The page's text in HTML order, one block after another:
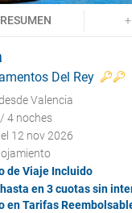
RESUMEN
Del Rey
Valencia
4 noches
12 nov 2026
de Viaje Incluido
hasta en 3 cuotas sin
en Tarifas